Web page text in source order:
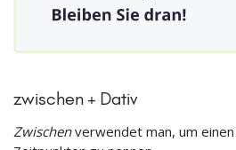
zwischen + Dativ
Zwischenverwendet man, um